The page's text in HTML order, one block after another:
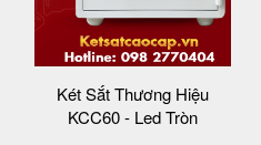
Két Sắt Thương Hiệu
KCC60 - Led Tròn